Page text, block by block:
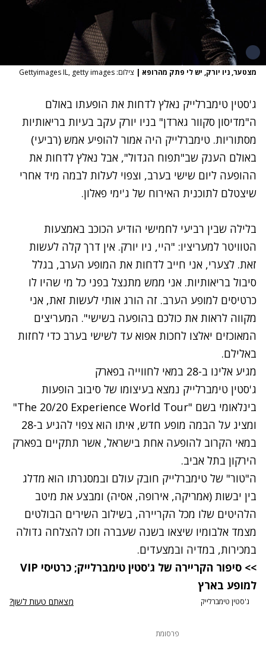
מצטער, ניו יורק, יש לי פתק מהרופא | צילום: Gettyimages IL, getty images
ג'סטין טימברלייק נאלץ לדחות את הופעתו באולם
ה"מדיסון סקוור גארדן" בניו יורק עקב בעיות בריאותיות
מסתוריות. טימברלייק היה אמור להופיע אמש (רביעי)
באולם הענק שב"תפוח הגדול", אבל נאלץ לדחות את
ההופעה ליום שישי בערב, וצפוי לעלות לבמה מיד אחרי
שיצטלם לתוכנית האירוח של ג'ימי פאלון.
בלילה שבין רביעי לחמישי הודיע הכוכב באמצעות
הטוויטר למעריציו: "היי, ניו יורק. אין דרך קלה לעשות
זאת. לצערי, אני חייב לדחות את המופע הערב, בגלל
סיבול בריאותיות. אני ממש מתנצל בפני כל מי שהיו לו
כרטיסים למופע הערב. זה הורג אותי לעשות זאת, אני
מקווה לראות את כולכם בהופעה בשישי". המעריצים
המאוכזים יאלצו לחכות אפוא עד לשישי בערב כדי לחזות
באלילם.
מגיע אלינו ב-28 במאי לחווייה בפארק
ג'סטין טימברלייק נמצא בעיצומו של סיבוב הופעות
בינלאומי בשם "The 20/20 Experience World Tour"
ומציג על הבמה מופע חדש
, איתו הוא צפוי להגיע ב-28
במאי הקרוב להופעה אחת בישראל, אשר תתקיים בפארק
הירקון בתל אביב.
ה"טור" של טימברלייק חובק עולם ובמסגרתו הוא מדלג
בין יבשות (אמריקה, אירופה, אסיה) ומבצע את מיטב
הלהיטים שלו מכל הקריירה, בשילוב השירים הבולטים
מצמד אלבומיו שיצאו בשנה שעברה וזכו להצלחה גדולה
במכירות, במדיה ובמצעדים.
>> סיפור הקריירה של ג'סטין טימברלייק;
כרטיסי VIP
למופע בארץ
ג'סטין טימברלייק מצאתם טעות לשון?
פרסומת